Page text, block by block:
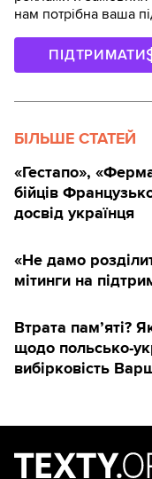
нам потрібна ваша
ПІДТРИМАТИ
БІЛЬШЕ СТАТЕЙ
«Гестапо»,
бійців
досвід українця
«Не дамо
мітинги на
Втрата пам’яті?
щодо польсько-
вибірковість